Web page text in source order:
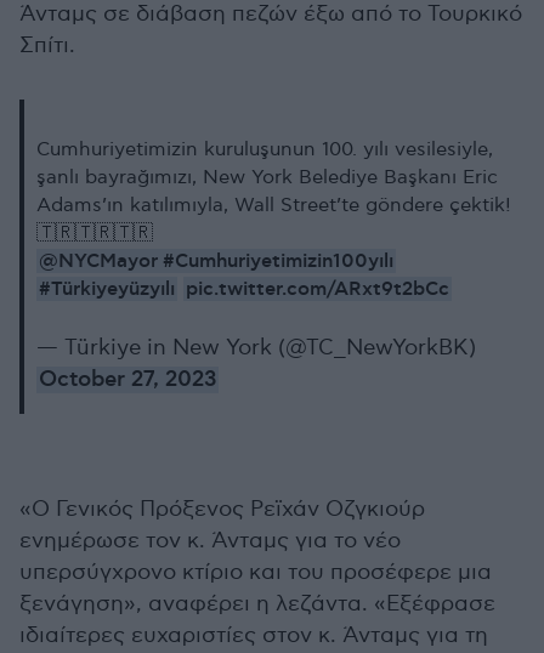
Άνταμς σε διάβαση πεζών έξω από το Τουρκικό
Σπίτι.
Cumhuriyetimizin kuruluşunun 100. yılı vesilesiyle,
şanlı bayrağımızı, New York Belediye Başkanı Eric
Adams’ın katılımıyla, Wall Street’te göndere çektik!
🇹🇷🇹🇷🇹🇷
@NYCMayor #Cumhuriyetimizin100yılı
#Türkiyeyüzyılı pic.twitter.com/ARxt9t2bCc
— Türkiye in New York (@TC_NewYorkBK)
October 27, 2023
«Ο Γενικός Πρόξενος Ρεϊχάν Οζγκιούρ
ενημέρωσε τον κ. Άνταμς για το νέο
υπερσύγχρονο κτίριο και του προσέφερε μια
ξενάγηση», αναφέρει η λεζάντα. «Εξέφρασε
ιδιαίτερες ευχαριστίες στον κ. Άνταμς για τη